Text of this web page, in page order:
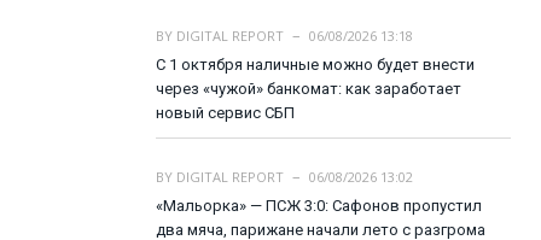
BY DIGITAL REPORT
06/08/2026 13:18
С 1 октября наличные можно будет внести
через «чужой» банкомат: как заработает
новый сервис СБП
BY DIGITAL REPORT
06/08/2026 13:02
«Мальорка» — ПСЖ 3:0: Сафонов пропустил
два мяча, парижане начали лето с разгрома